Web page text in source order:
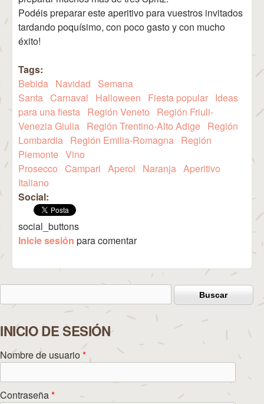
Podéis preparar este aperitivo para vuestros invitados
tardando poquísimo, con poco gasto y con mucho
éxito!
Tags:
Bebida Navidad
Semana
Santa Carnaval Halloween Fiesta popular Ideas
para una fiesta Región Veneto
Región Friuli-
Venezia Giulia Región Trentino-Alto Adige Región
Lombardia Región Emilia-Romagna Región
Piemonte Vino
Prosecco Campari Aperol Naranja Aperitivo
Italiano
Social:
social_buttons
Inicie sesión para comentar
Formulario de búsqueda
INICIO DE SESIÓN
Nombre de usuario *
Contraseña*